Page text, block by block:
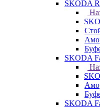
SKODA
SKODA
SKODA